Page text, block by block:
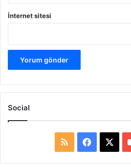
İnternet sitesi
Social
S
a